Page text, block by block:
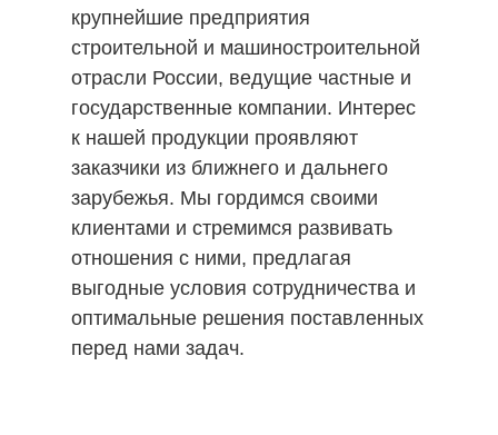
крупнейшие предприятия
строительной и машиностроительной
отрасли России, ведущие частные и
государственные компании. Интерес
к нашей продукции проявляют
заказчики из ближнего и дальнего
зарубежья. Мы гордимся своими
клиентами и стремимся развивать
отношения с ними, предлагая
выгодные условия сотрудничества и
оптимальные решения поставленных
перед нами задач.